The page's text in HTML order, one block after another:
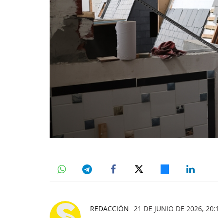
REDACCIÓN 21 DE JUNIO DE 2026,